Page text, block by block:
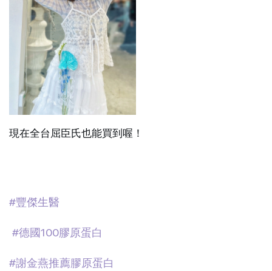
現在全台屈臣氏也能買到喔！
#豐傑生醫
#德國100膠原蛋白
#謝金燕推薦膠原蛋白